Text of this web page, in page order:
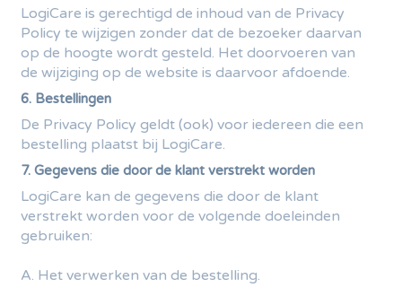
LogiCare is gerechtigd de inhoud van de Privacy
Policy te wijzigen zonder dat de bezoeker daarvan
op de hoogte wordt gesteld. Het doorvoeren van
de wijziging op de website is daarvoor afdoende.
6. Bestellingen
De Privacy Policy geldt (ook) voor iedereen die een
bestelling plaatst bij LogiCare.
7. Gegevens die door de klant verstrekt worden
LogiCare kan de gegevens die door de klant
verstrekt worden voor de volgende doeleinden
gebruiken:
A. Het verwerken van de bestelling.